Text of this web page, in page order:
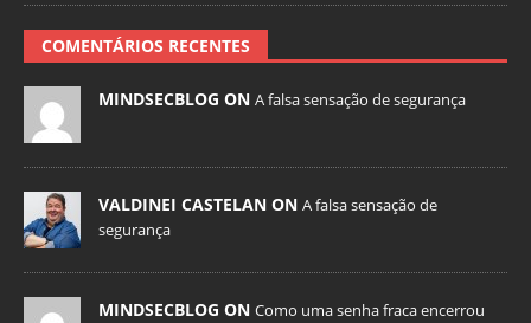
COMENTÁRIOS RECENTES
MINDSECBLOG ON A falsa sensação de segurança
VALDINEI CASTELAN ON A falsa sensação de
segurança
MINDSECBLOG ON Como uma senha fraca encerrou